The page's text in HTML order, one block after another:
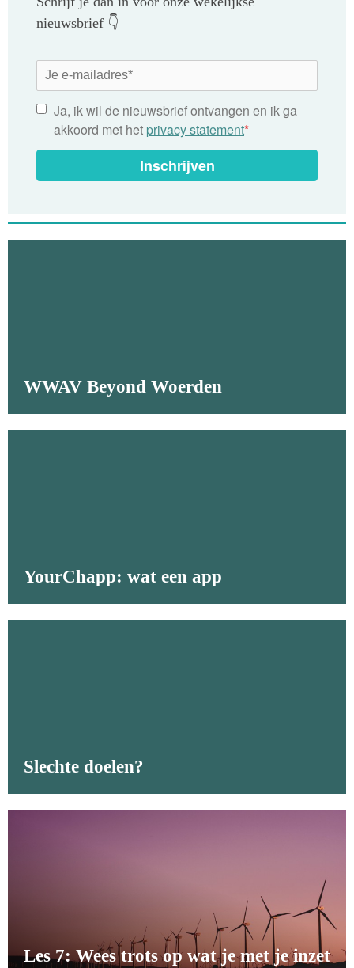
nieuwsbrief 👇
Ja, ik wil de nieuwsbrief ontvangen en ik ga
akkoord met het privacy statement*
Inschrijven
WWAV Beyond Woerden
YourChapp: wat een app
Slechte doelen?
Les 7: Wees trots op wat je met je inzet